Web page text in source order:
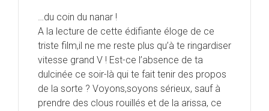
…du coin du nanar !
A la lecture de cette édifiante éloge de ce
triste film,il ne me reste plus qu’à te ringardiser
vitesse grand V ! Est-ce l’absence de ta
dulcinée ce soir-là qui te fait tenir des propos
de la sorte ? Voyons,soyons sérieux, sauf à
prendre des clous rouillés et de la arissa, ce